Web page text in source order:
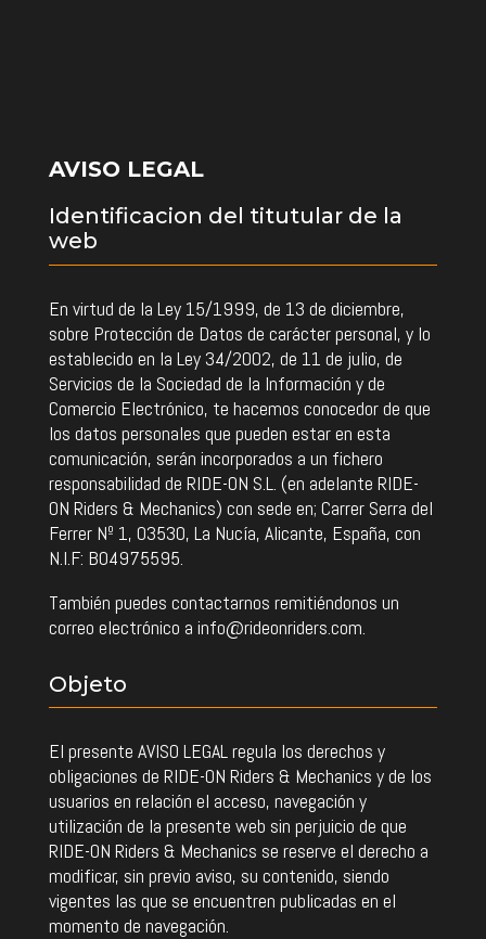
AVISO LEGAL
Identificacion del titutular de la
web
En virtud de la Ley 15/1999, de 13 de diciembre,
sobre Protección de Datos de carácter personal, y lo
establecido en la Ley 34/2002, de 11 de julio, de
Servicios de la Sociedad de la Información y de
Comercio Electrónico, te hacemos conocedor de que
los datos personales que pueden estar en esta
comunicación, serán incorporados a un fichero
responsabilidad de RIDE-ON S.L. (en adelante RIDE-
ON Riders & Mechanics) con sede en; Carrer Serra del
Ferrer Nº 1, 03530, La Nucía, Alicante, España, con
N.I.F: B04975595.
También puedes contactarnos remitiéndonos un
correo electrónico a info@rideonriders.com.
Objeto
El presente AVISO LEGAL regula los derechos y
obligaciones de RIDE-ON Riders & Mechanics y de los
usuarios en relación el acceso, navegación y
utilización de la presente web sin perjuicio de que
RIDE-ON Riders & Mechanics se reserve el derecho a
modificar, sin previo aviso, su contenido, siendo
vigentes las que se encuentren publicadas en el
momento de navegación.